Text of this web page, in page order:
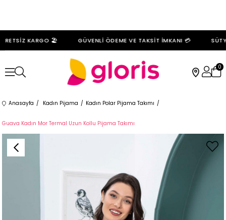
KARGO 🏖️ GÜVENLİ ÖDEME VE TAKSİT İMKANI 💳
0
Anasayfa Kadın Pijama Kadın Polar Pijama Takımı
Guava Kadın Mor Termal Uzun Kollu Pijama Takımı